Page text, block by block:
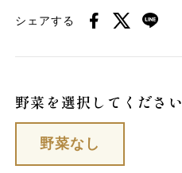
シェアする
野菜を選択してください
野菜なし